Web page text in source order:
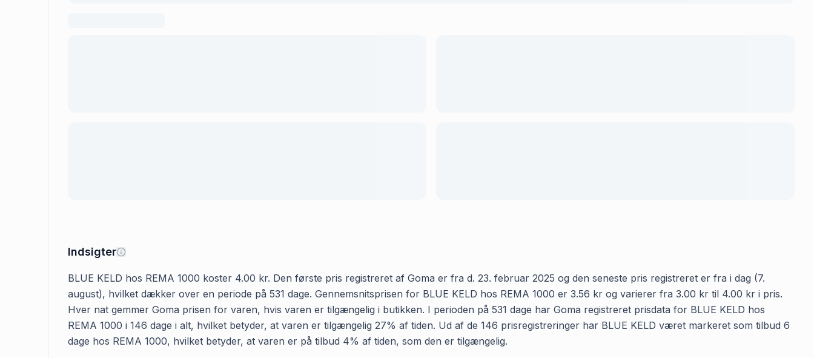
Indsigter
BLUE KELD hos REMA 1000 koster 4.00 kr. Den første pris registreret af Goma er fra d. 23. februar 2025 og den seneste pris registreret er fra i dag (7.
august), hvilket dækker over en periode på 531 dage. Gennemsnitsprisen for BLUE KELD hos REMA 1000 er 3.56 kr og varierer fra 3.00 kr til 4.00 kr i pris.
Hver nat gemmer Goma prisen for varen, hvis varen er tilgængelig i butikken. I perioden på 531 dage har Goma registreret prisdata for BLUE KELD hos
REMA 1000 i 146 dage i alt, hvilket betyder, at varen er tilgængelig 27% af tiden. Ud af de 146 prisregistreringer har BLUE KELD været markeret som tilbud 6
dage hos REMA 1000, hvilket betyder, at varen er på tilbud 4% af tiden, som den er tilgængelig.